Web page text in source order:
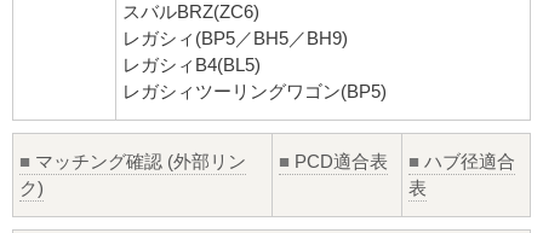
スバルBRZ(ZC6)
レガシィ(BP5／BH5／BH9)
レガシィB4(BL5)
レガシィツーリングワゴン(BP5)
■ マッチング確認 (外部リン
ク)
■ PCD適合表 ■ ハブ径適合
表